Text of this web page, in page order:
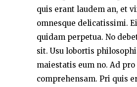
quis erant laudem an, et
omnesque delicatissimi.
quidam perpetua. No
sit. Usu lobortis
maiestatis eum no. Ad
comprehensam. Pri quis